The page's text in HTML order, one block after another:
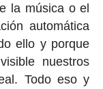
la música o el
automática
ello y porque
nuestros
Todo eso y